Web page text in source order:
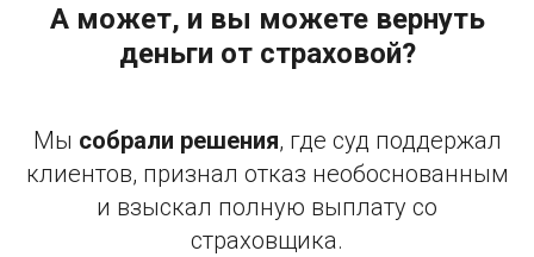
А может, и вы можете вернуть
деньги от страховой?
Мы собрали решения, где суд поддержал
клиентов, признал отказ необоснованным
и взыскал полную выплату со
страховщика.